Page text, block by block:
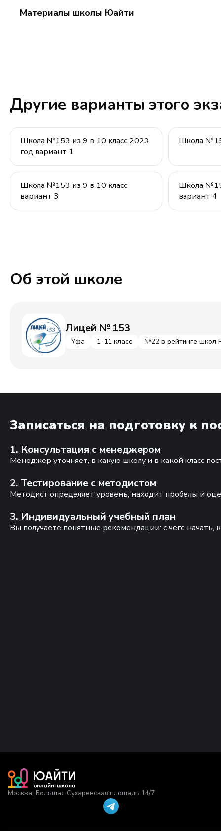
+3)
Материалы школы Юайти
Другие варианты этого
Школа №153 из 9 в 10 класс 2023
год вариант 1
Школа
Школа №153 из 9 в 10 класс
вариант 3
Школа
вариант 4
Об этой школе
Лицей № 153
Уфа 1–11 класс №22 в рейтинге школ
Записаться на подготовку к
1. Консультация с менеджером
Менеджер уточняет, в какую школу и в какой класс
2. Тестирование с методистом
Методист определяет уровень, находит пробелы и
3. Индивидуальный учебный план
Вы получаете понятные рекомендации: с чего начать,
Москва, Большая Сухаревская площадь 14/7